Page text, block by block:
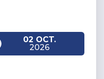
02 OCT.
2026